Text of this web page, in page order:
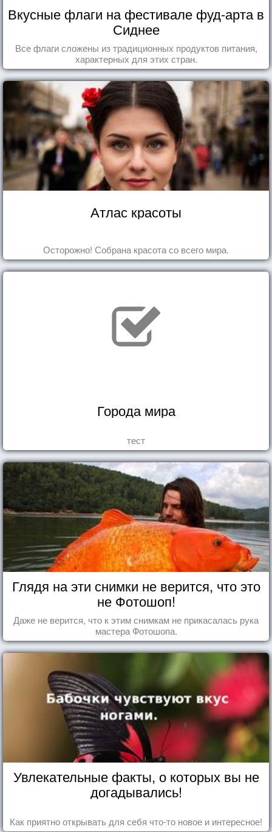
Вкусные флаги на фестивале фуд-арта в
Сиднее
Все флаги сложены из традиционных продуктов питания,
характерных для этих стран.
Атлас красоты
Осторожно! Собрана красота со всего мира.
Города мира
тест
Глядя на эти снимки не верится, что это
не Фотошоп!
Даже не верится, что к этим снимкам не прикасалась рука
мастера Фотошопа.
Увлекательные факты, о которых вы не
догадывались!
Как приятно открывать для себя что-то новое и интересное!